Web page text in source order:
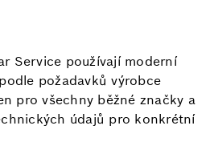
Service používají moderní
požadavků výrobce
pro všechny běžné značky a
údajů pro konkrétní